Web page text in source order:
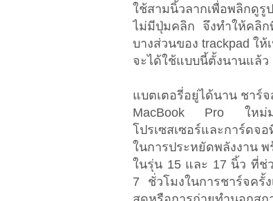
ใช้สามนิ้วลากเพื่อพลิกดู
ไม่มีปุ่มคลิก จึงทำให้คลิ
บางส่วนของ trackpad ใ
จะได้ใช้แบบนี้ตั้งนานแล้ว
แบตเตอรี่อยู่ได้นาน ชาร์
MacBook Pro ใหม่ม
โปรเซสเซอร์และการ์ดจ
ในการประหยัดพลังงาน
ในรุ่น 15 และ 17 นิ้ว ที่ช่
7 ชั่วโมงในการชาร์จครั้